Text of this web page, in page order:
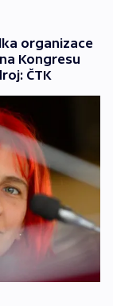
organizace
Kongresu
ČTK